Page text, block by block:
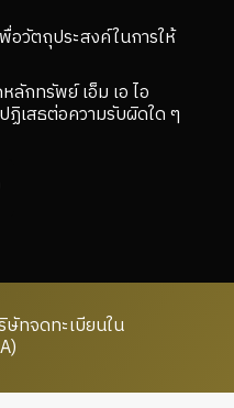
อวัตถุประสงค์ในการให้
กทรัพย์ เอ็ม เอ ไอ
ฏิเสธต่อความรับผิดใด ๆ
ทจดทะเบียนใน